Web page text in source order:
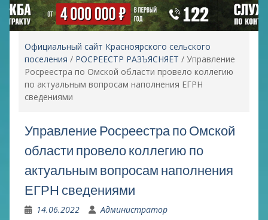
Официальный сайт Красноярского сельского
поселения / РОСРЕЕСТР РАЗЪЯСНЯЕТ / Управление
Росреестра по Омской области провело коллегию
по актуальным вопросам наполнения ЕГРН
сведениями
Управление Росреестра по Омской
области провело коллегию по
актуальным вопросам наполнения
ЕГРН сведениями
14.06.2022 Администратор